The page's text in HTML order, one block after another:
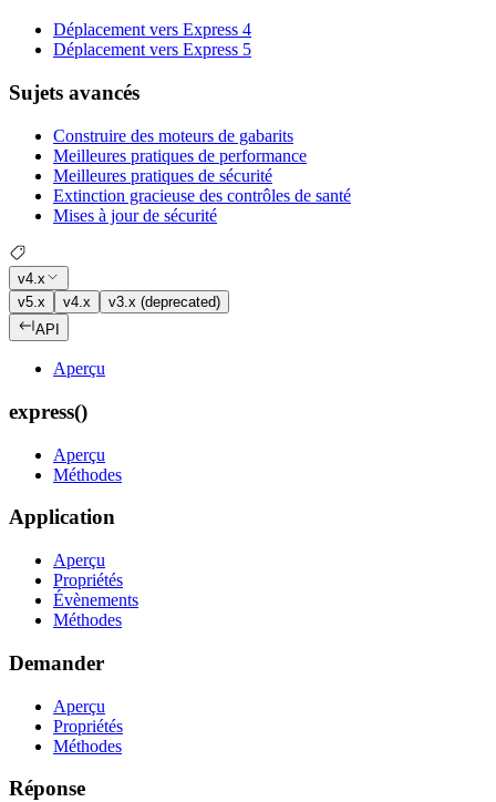
Déplacement vers Express 4
Déplacement vers Express 5
Sujets avancés
Construire des moteurs de gabarits
Meilleures pratiques de performance
Meilleures pratiques de sécurité
Extinction gracieuse des contrôles de santé
Mises à jour de sécurité
v4.x
v5.x
v4.x
v3.x (deprecated)
API
Aperçu
express()
Aperçu
Méthodes
Application
Aperçu
Propriétés
Évènements
Méthodes
Demander
Aperçu
Propriétés
Méthodes
Réponse